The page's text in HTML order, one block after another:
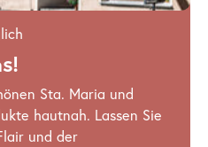
Sta. Maria und
hautnah. Lassen Sie
und der